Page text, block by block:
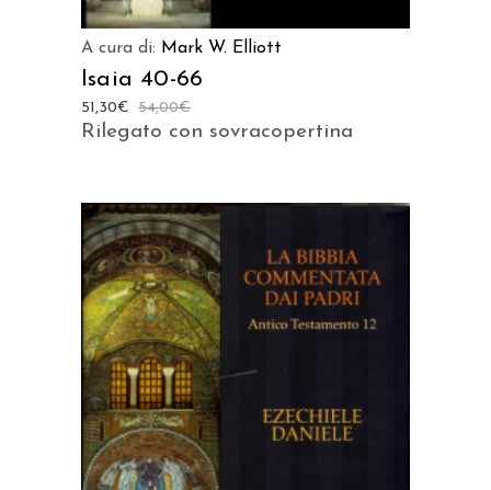
A cura di: Mark W. Elliott
Isaia 40-66
54,00€
51,30€
Rilegato con sovracopertina
AGGIUNGI AL CARRELLO